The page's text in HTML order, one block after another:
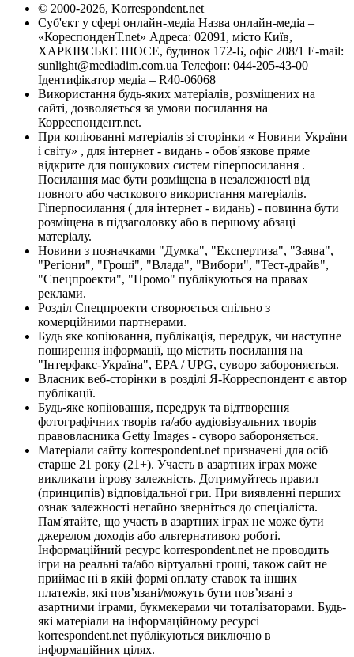
© 2000-2026, Korrespondent.net
Суб'єкт у сфері онлайн-медіа Назва онлайн-медіа –
«КореспонденТ.net» Адреса: 02091, місто Київ,
ХАРКІВСЬКЕ ШОСЕ, будинок 172-Б, офіс 208/1 E-mail:
sunlight@mediadim.com.ua Телефон: 044-205-43-00
Ідентифікатор медіа – R40-06068
Використання будь-яких матеріалів, розміщених на
сайті, дозволяється за умови посилання на
Корреспондент.net.
При копіюванні матеріалів зі сторінки « Новини України
і світу» , для інтернет - видань - обов'язкове пряме
відкрите для пошукових систем гіперпосилання .
Посилання має бути розміщена в незалежності від
повного або часткового використання матеріалів.
Гіперпосилання ( для інтернет - видань) - повинна бути
розміщена в підзаголовку або в першому абзаці
матеріалу.
Новини з позначками "Думка", "Експертиза", "Заява",
"Регіони", "Гроші", "Влада", "Вибори", "Тест-драйв",
"Спецпроекти", "Промо" публікуються на правах
реклами.
Розділ Спецпроекти створюється спільно з
комерційними партнерами.
Будь яке копіювання, публікація, передрук, чи наступне
поширення інформації, що містить посилання на
"Інтерфакс-Україна", EPA / UPG, суворо забороняється.
Власник веб-сторінки в розділі Я-Корреспондент є автор
публікації.
Будь-яке копіювання, передрук та відтворення
фотографічних творів та/або аудіовізуальних творів
правовласника Getty Images - суворо забороняється.
Матеріали сайту korrespondent.net призначені для осіб
старше 21 року (21+). Участь в азартних іграх може
викликати ігрову залежність. Дотримуйтесь правил
(принципів) відповідальної гри. При виявленні перших
ознак залежності негайно зверніться до спеціаліста.
Пам'ятайте, що участь в азартних іграх не може бути
джерелом доходів або альтернативою роботі.
Інформаційний ресурс korrespondent.net не проводить
ігри на реальні та/або віртуальні гроші, також сайт не
приймає ні в якій формі оплату ставок та інших
платежів, які пов’язані/можуть бути пов’язані з
азартними іграми, букмекерами чи тоталізаторами. Будь-
які матеріали на інформаційному ресурсі
korrespondent.net публікуються виключно в
інформаційних цілях.